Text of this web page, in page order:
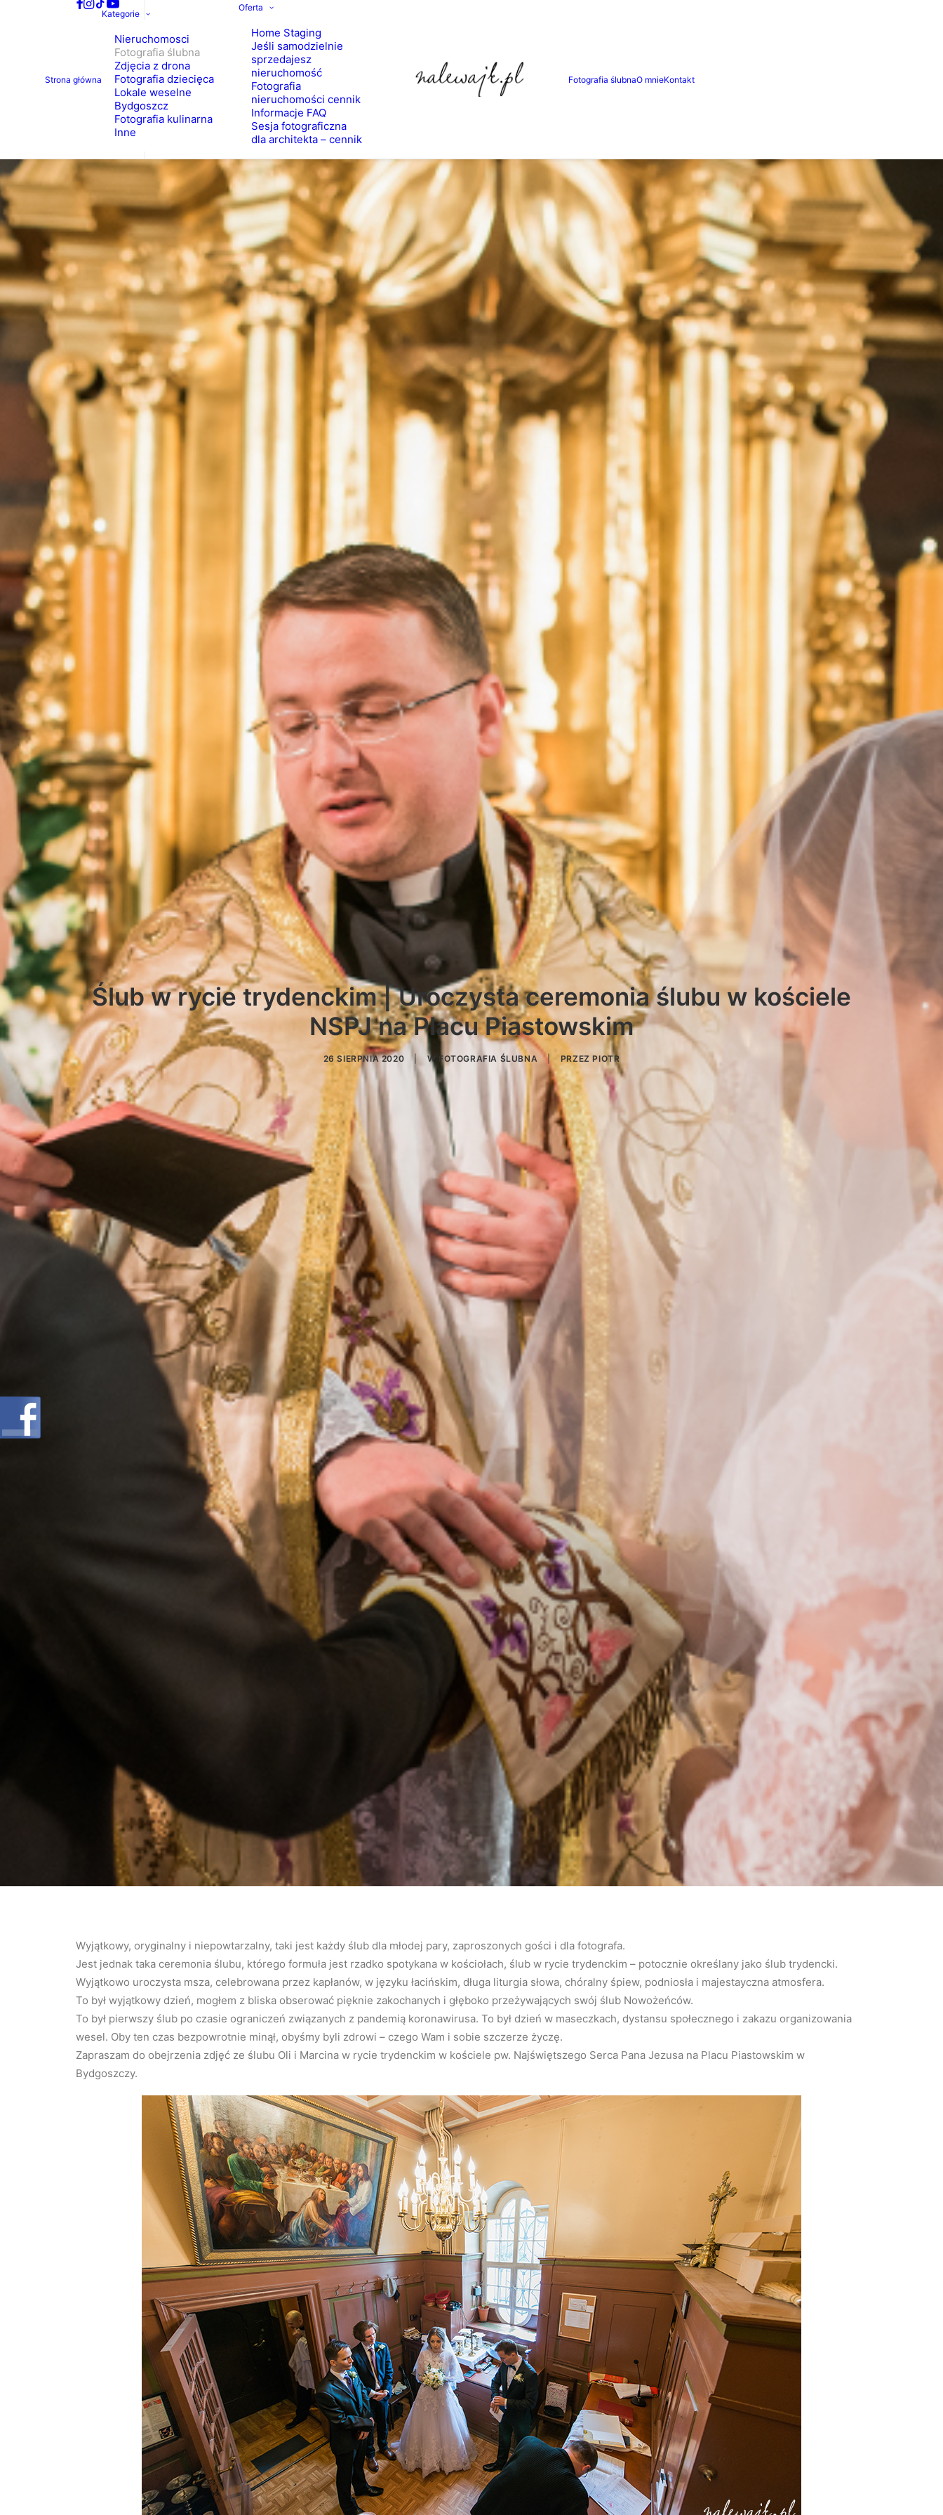
Strona główna
Kategorie
Nieruchomosci
Fotografia ślubna
Zdjęcia z drona
Fotografia dziecięca
Lokale weselne
Bydgoszcz
Fotografia kulinarna
Inne
Oferta
Home Staging
Jeśli samodzielnie
sprzedajesz
nieruchomość
Fotografia
nieruchomości cennik
Informacje FAQ
Sesja fotograficzna
dla architekta – cennik
Fotografia ślubnaO mnieKontakt
Ślub w rycie trydenckim | Uroczysta ceremonia ślubu w kościele
NSPJ na Placu Piastowskim
26 SIERPNIA 2020 W FOTOGRAFIA ŚLUBNA | PRZEZPIOTR
Wyjątkowy, oryginalny i niepowtarzalny, taki jest każdy ślub dla młodej pary, zaproszonych gości i dla fotografa.
Jest jednak taka ceremonia ślubu, którego formuła jest rzadko spotykana w kościołach, ślub w rycie trydenckim – potocznie określany jako ślub trydencki.
Wyjątkowo uroczysta msza, celebrowana przez kapłanów, w języku łacińskim, długa liturgia słowa, chóralny śpiew, podniosła i majestayczna atmosfera.
To był wyjątkowy dzień, mogłem z bliska obserować pięknie zakochanych i głęboko przeżywających swój ślub Nowożeńców.
To był pierwszy ślub po czasie ograniczeń związanych z pandemią koronawirusa. To był dzień w maseczkach, dystansu społecznego i zakazu organizowania
wesel. Oby ten czas bezpowrotnie minął, obyśmy byli zdrowi – czego Wam i sobie szczerze życzę.
Zapraszam do obejrzenia zdjęć ze ślubu Oli i Marcina w rycie trydenckim w kościele pw. Najświętszego Serca Pana Jezusa na Placu Piastowskim w
Bydgoszczy.